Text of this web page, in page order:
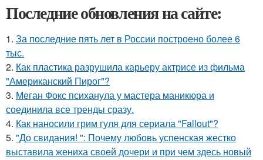
Последние обновления на сайте:
1. За последние пять лет в России построено более 6
тыс.
2. Как пластика разрушила карьеру актрисе из фильма
"Американский Пирог"?
3. Меган Фокс психанула у мастера маникюра и
соединила все тренды сразу.
4. Как наносили грим гуля для сериала "Fallout"?
5. "До свидания! ": Почему любовь успенская жестко
выставила жениха своей дочери и при чем здесь новый